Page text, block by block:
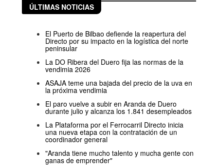
ÚLTIMAS NOTICIAS
El Puerto de Bilbao defiende la reapertura del
Directo por su impacto en la logística del norte
peninsular
La DO Ribera del Duero fija las normas de la
vendimia 2026
ASAJA teme una bajada del precio de la uva en
la próxima vendimia
El paro vuelve a subir en Aranda de Duero
durante julio y alcanza los 1.841 desempleados
La Plataforma por el Ferrocarril Directo inicia
una nueva etapa con la contratación de un
coordinador general
"Aranda tiene mucho talento y mucha gente con
ganas de emprender"